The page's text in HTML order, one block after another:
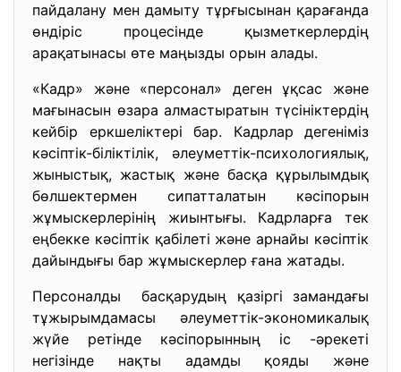
пайдалану мен дамыту тұрғысынан қарағанда
өндіріс процесінде қызметкерлердің
арақатынасы өте маңызды орын алады.
«Кадр» және «персонал» деген ұқсас және
мағынасын өзара алмастыратын түсініктердің
кейбір еркшеліктері бар. Кадрлар дегеніміз
кәсіптік-біліктілік, әлеуметтік-психологиялық,
жыныстық, жастық және басқа құрылымдық
бөлшектермен сипатталатын кәсіпорын
жұмыскерлерінің жиынтығы. Кадрларға тек
еңбекке кәсіптік қабілеті және арнайы кәсіптік
дайындығы бар жұмыскерлер ғана жатады.
Персоналды басқарудың қазіргі замандағы
тұжырымдамасы әлеуметтік-экономикалық
жүйе ретінде кәсіпорынның іс -әрекеті
негізінде нақты адамды қояды және